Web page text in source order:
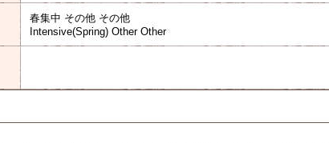
春集中 その他 その他
Intensive(Spring) Other Other